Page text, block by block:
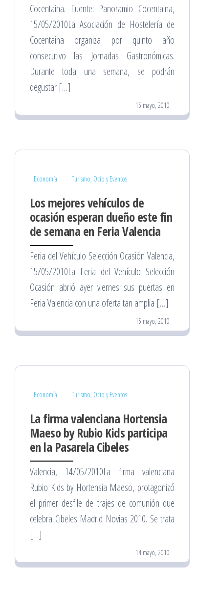
Cocentaina. Fuente: Panoramio Cocentaina,
15/05/2010La Asociación de Hostelería de
Cocentaina organiza por quinto año
consecutivo las Jornadas Gastronómicas.
Durante toda una semana, se podrán
degustar […]
15 mayo, 2010
Economía Turismo, Ocio y Eventos
Los mejores vehículos de
ocasión esperan dueño este fin
de semana en Feria Valencia
Feria del Vehículo Selección Ocasión Valencia,
15/05/2010La Feria del Vehículo Selección
Ocasión abrió ayer viernes sus puertas en
Feria Valencia con una oferta tan amplia […]
15 mayo, 2010
Economía Turismo, Ocio y Eventos
La firma valenciana Hortensia
Maeso by Rubio Kids participa
en la Pasarela Cibeles
Valencia, 14/05/2010La firma valenciana
Rubio Kids by Hortensia Maeso, protagonizó
el primer desfile de trajes de comunión que
celebra Cibeles Madrid Novias 2010. Se trata
[…]
14 mayo, 2010